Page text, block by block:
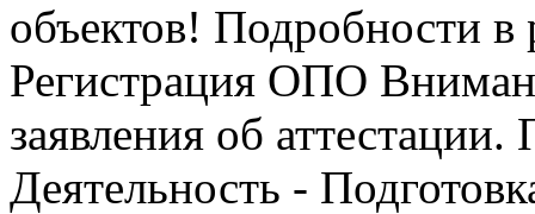
объектов! Подробности в
Регистрация ОПО
заявления об
Деятельность -